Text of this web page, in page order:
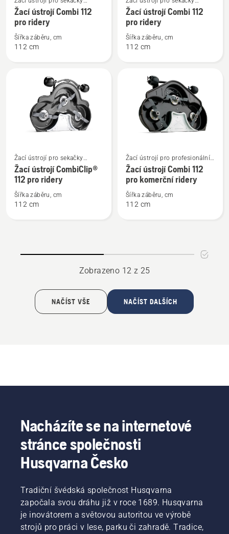
více
informací
Žací
s vpředu zavěšeným žacím
ústrojím pro majitele domů
Žací ústrojí Combi 112
pro ridery
Šířka záběru, cm
112 cm
více
informací
Žací
s vpředu zavěšeným žacím
ústrojím pro majitele domů
Žací ústrojí Combi 112
pro ridery
Šířka záběru, cm
112 cm
více
informací
Žací
Žací ústrojí pro sekačky
s vpředu zavěšeným žacím
ústrojím pro majitele domů
Žací ústrojí CombiClip®
112 pro ridery
Šířka záběru, cm
112 cm
více
informací
Žací
ridery
Žací ústrojí pro profesionální
sekačky s vpředu zavěšeným
žacím ústrojím
Žací ústrojí Combi 112
pro komerční ridery
Šířka záběru, cm
112 cm
Zobrazeno 12 z 25
NAČÍST VŠE NAČÍST DALŠÍCH
Nacházíte se na internetové
stránce společnosti
Husqvarna Česko
Tradiční švédská společnost Husqvarna
započala svou dráhu již v roce 1689. Husqvarna
je inovátorem a světovou autoritou ve výrobě
strojů pro práci v lese, parku či zahradě. Tradice,